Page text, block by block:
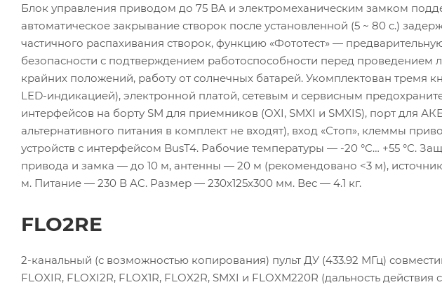
Блок управления приводом до 75 ВА и электромеханическим замком
автоматическое закрывание створок после установленной (5 ~ 80 с.)
частичного распахивания створок, функцию «Фототест» —
безопасности с подтверждением работоспособности перед
крайних положений, работу от солнечных батарей. Укомплектован тремя
LED-индикацией), электронной платой, сетевым и сервисным
интерфейсов на борту SM для приемников (OXI, SMXI и SMXIS), порт для
альтернативного питания в комплект не входят), вход «Стоп», клеммы
устройств с интерфейсом BusT4. Рабочие температуры — -20 °С… +55 °С.
привода и замка — до 10 м, антенны — 20 м (рекомендовано <3 м),
м. Питание — 230 В AC. Размер — 230x125x300 мм. Вес — 4.1 кг.
FLO2RE
2-канальный (с возможностью копирования) пульт ДУ (433.92 МГц)
FLOXIR, FLOXI2R, FLOX1R, FLOX2R, SMXI и FLOXM220R (дальность